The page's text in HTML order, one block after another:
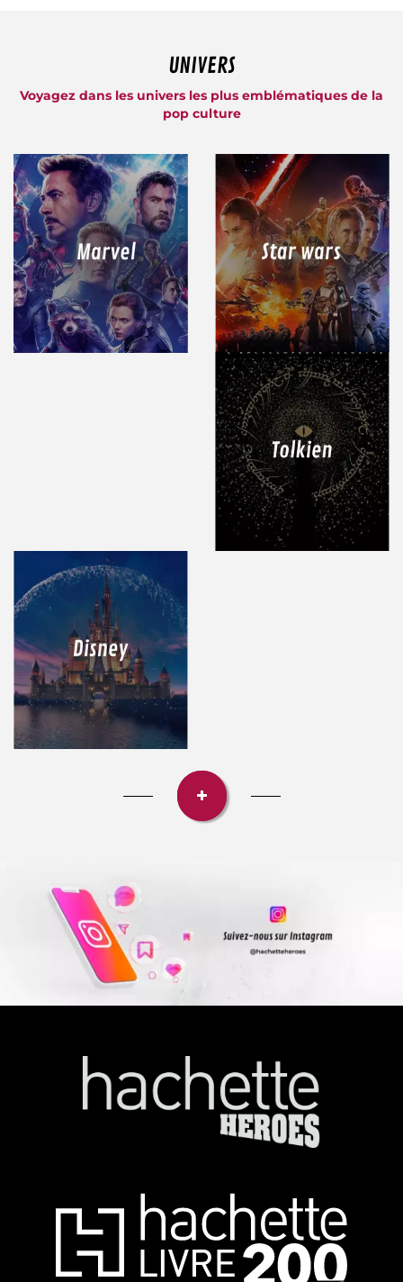
UNIVERS
Voyagez dans les univers les plus emblématiques de la
pop culture